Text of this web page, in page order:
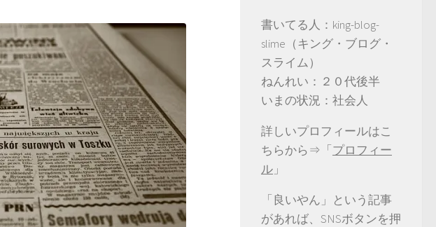
書いてる人：king-blog-
slime（キング・ブログ・
スライム）
ねんれい：２０代後半
いまの状況：社会人
詳しいプロフィールはこ
ちらから⇒「プロフィー
ル 」
「良いやん」という記事
があれば、SNSボタンを押